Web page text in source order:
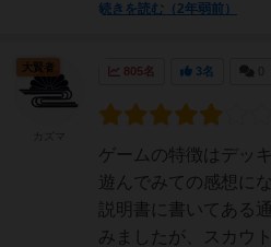
続きを読む（2年弱前）
805名 3名
ゲームの特徴はデッ
遊んでみての感想に
説明書に書いてある
みましたが、スカウ
大賢者